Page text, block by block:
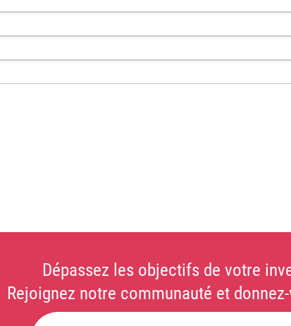
Dépassez les objectifs de votre
Rejoignez notre communauté et